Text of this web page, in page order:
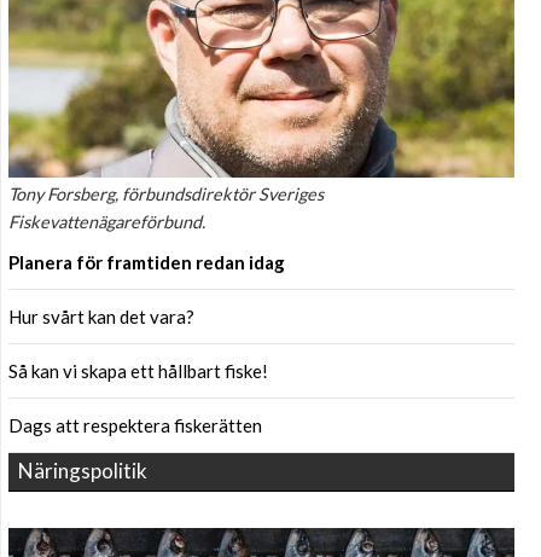
Tony Forsberg, förbundsdirektör Sveriges
Fiskevattenägareförbund.
Planera för framtiden redan idag
Hur svårt kan det vara?
Så kan vi skapa ett hållbart fiske!
Dags att respektera fiskerätten
Näringspolitik